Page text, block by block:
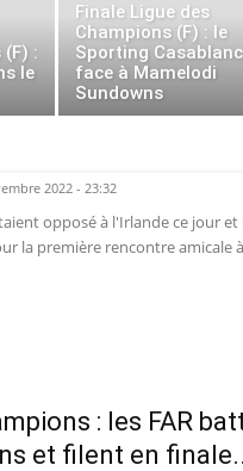
:
le
Finale Ligue des
Champions (F) : le
Sporting
face à Mamelodi
Sundowns
2022 - 23:32
opposé à l'Irlande ce jour
la première rencontre amicale
: les FAR
et filent en